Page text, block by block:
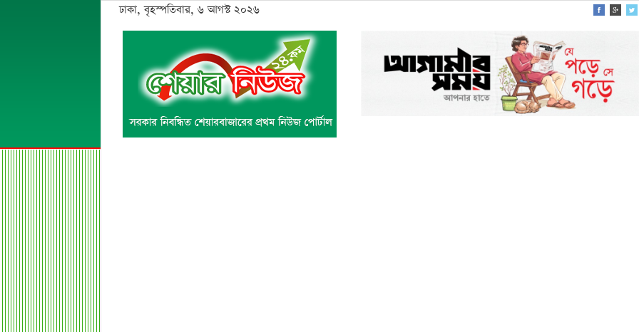
ঢাকা, বৃহস্পতিবার, ৬ আগস্ট ২০২৬